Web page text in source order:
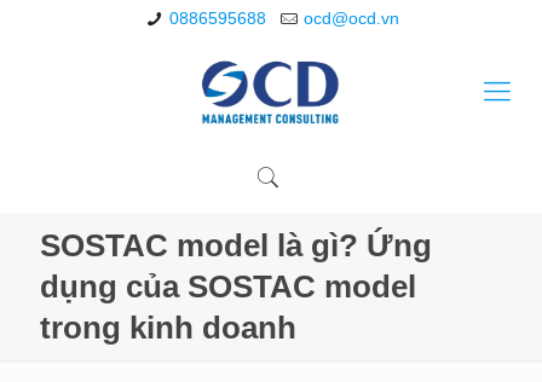
0886595688 ocd@ocd.vn
SOSTAC model là gì? Ứng
dụng của SOSTAC model
trong kinh doanh